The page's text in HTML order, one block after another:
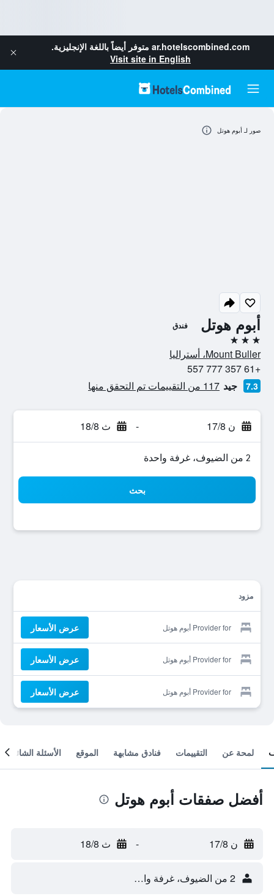
ar.hotelscombined.com متوفر أيضاً باللغة الإنجليزية.
Visit site in English
أبوم هوتل فندق
3 نجوم
Mount Buller، أستراليا
+61 357 777 557
7.3 جيد 117 من التقييمات تم التحقق منها
ن 17/8 - ث 18/8
2 من الضيوف، غرفة واحدة
بحث
مزود
Provider for أبوم هوتل عرض الأسعار
Provider for أبوم هوتل عرض الأسعار
Provider for أبوم هوتل عرض الأسعار
صور لـ أبوم هوتل
لمحة عن التقييمات فنادق مشابهة الموقع الأسئلة الشائعة
أفضل صفقات أبوم هوتل
ن 17/8 - ث 18/8
2 من الضيوف، غرفة واحدة